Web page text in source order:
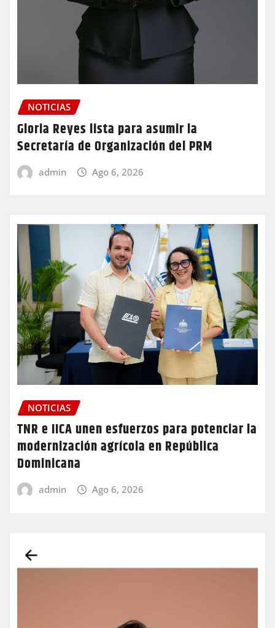
NOTICIAS
Gloria Reyes lista para asumir la
Secretaría de Organización del PRM
admin Ago 6, 2026
NOTICIAS
TNR e IICA unen esfuerzos para potenciar la
modernización agrícola en República
Dominicana
admin Ago 6, 2026